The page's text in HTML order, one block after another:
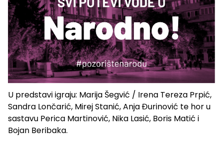
U predstavi igraju: Marija Šegvić / Irena Tereza Prpić,
Sandra Lončarić, Mirej Stanić, Anja Đurinović te hor u
sastavu Perica Martinović, Nika Lasić, Boris Matić i
Bojan Beribaka.